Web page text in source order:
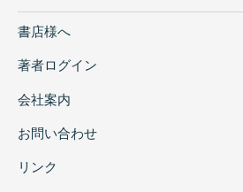
書店様へ
著者ログイン
会社案内
お問い合わせ
リンク